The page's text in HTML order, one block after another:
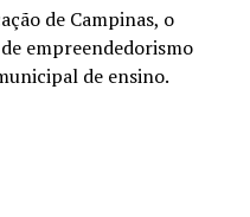
de Campinas, o
empreendedorismo
de ensino.